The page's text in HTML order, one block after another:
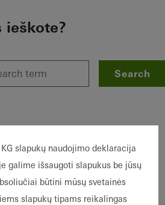
ieškote?
Search
Puslapius Jums Teikia:
slapukų naudojimo deklaracija
galime išsaugoti slapukus be jūsų
būtini mūsų svetainės
slapukų tipams reikalingas